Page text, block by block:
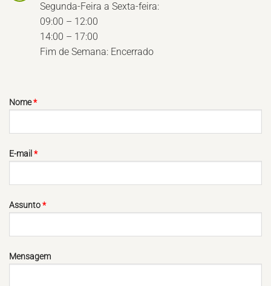
Segunda-Feira a Sexta-feira:
09:00 – 12:00
14:00 – 17:00
Fim de Semana: Encerrado
Nome*
E-mail *
Assunto*
Mensagem